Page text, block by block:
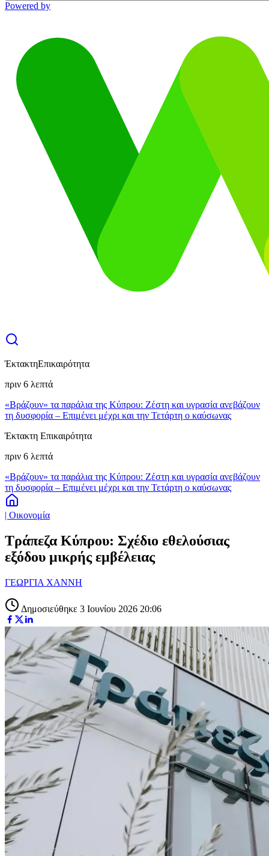
Powered by
ΈκτακτηΕπικαιρότητα
πριν 6 λεπτά
«Βράζουν» τα παράλια της Κύπρου: Ζέστη και υγρασία ανεβάζουν
τη δυσφορία – Επιμένει μέχρι και την Τετάρτη ο καύσωνας
Έκτακτη Επικαιρότητα
πριν 6 λεπτά
«Βράζουν» τα παράλια της Κύπρου: Ζέστη και υγρασία ανεβάζουν
τη δυσφορία – Επιμένει μέχρι και την Τετάρτη ο καύσωνας
| Οικονομία
Τράπεζα Κύπρου: Σχέδιο εθελούσιας
εξόδου μικρής εμβέλειας
ΓΕΩΡΓΙΑ ΧΑΝΝΗ
Δημοσιεύθηκε 3 Ιουνίου 2026 20:06